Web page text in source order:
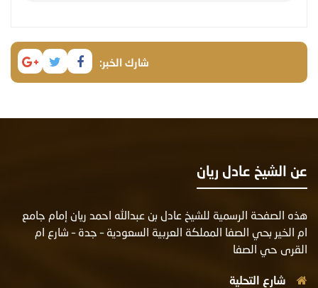
شارك الخبر:
الشيخ عادل ريان
الصفحة الرسمية للشيخ عادل بن عبدالله احمد ريان إمام جامع
الخير بحي الصفا المملكة العربية السعودية – جدة – شارع ام
حي الصفا
شارع التحلية